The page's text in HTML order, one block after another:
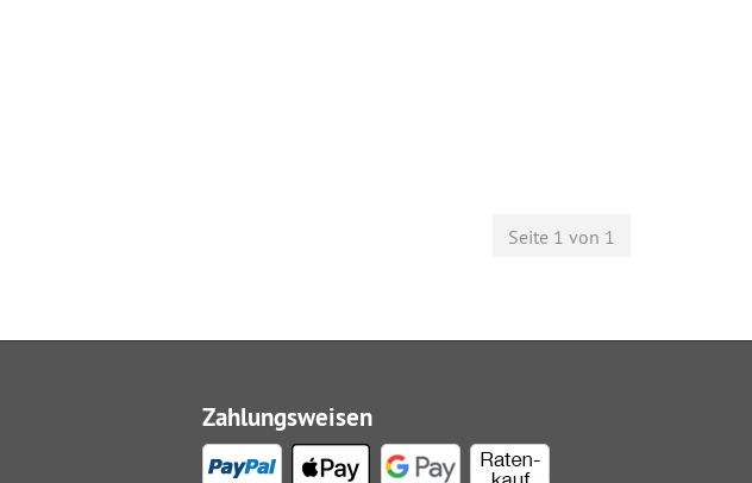
Seite 1 von 1
Zahlungsweisen